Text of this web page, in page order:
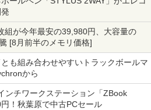
組が今年最安の39,980円、大容量の
[8月前半のメモリ価格]
も組み合わせやすいトラックボールマ
から
ンチワークステーション「ZBook
！秋葉原で中古PCセール